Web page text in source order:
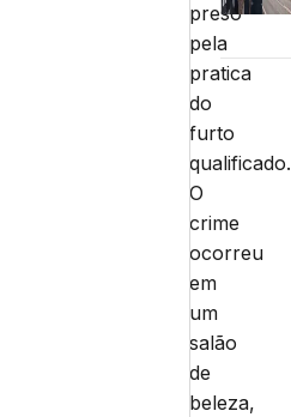
preso
pela
pratica
do
furto
qualificado.
O
crime
ocorreu
em
um
salão
de
beleza,